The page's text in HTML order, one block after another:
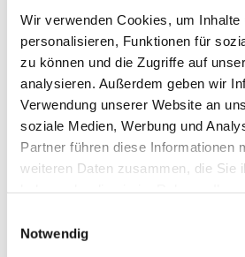
Wir verwenden Cookies, um Inhalte
personalisieren, Funktionen für
zu können und die Zugriffe auf
analysieren. Außerdem geben wir
Verwendung unserer Website an
soziale Medien, Werbung und
Partner führen diese Informationen
weiteren Daten zusammen, die Sie
Notwendig
unserer Gruppen und
Schulungen durch. Alle
erhalten dazu in den
oder eine E-Mail.
Ein großes Dankeschön an alle,
wichtigen Prozess bisher
sich so engagiert für unsere
❤️